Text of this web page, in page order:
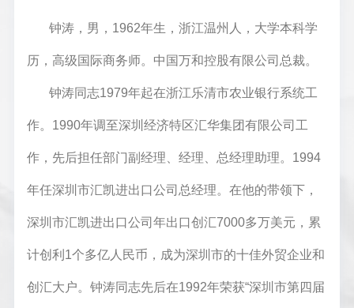
钟涛，男，1962年生，浙江温州人，大学本科学
历，高级国际商务师。中国万和控股有限公司总裁。
钟涛同志1979年起在浙江乐清市农业银行系统工
作。1990年调至深圳经济特区汇华集团有限公司工
作，先后担任部门副经理、经理、总经理助理。1994
年任深圳市汇凯进出口公司总经理。在他的带领下，
深圳市汇凯进出口公司年出口创汇7000多万美元，累
计创利1个多亿人民币，成为深圳市的十佳外贸企业和
创汇大户。钟涛同志先后在1992年荣获“深圳市第四届